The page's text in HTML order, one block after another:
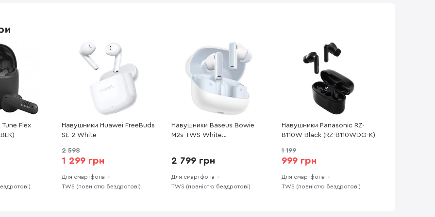
Flex
Навушники Huawei FreeBuds
SE 2 White
2 598
1 299 грн
Для смартфона
TWS (повністю бездротові)
Навушники Baseus Bowie
M2s TWS White
2 799 грн
Для смартфона
TWS (повністю бездротові)
Навушники Panasonic RZ-
B110W Black (RZ-B110WDG-K)
1 199
999 грн
Для смартфона
TWS (повністю бездротові)